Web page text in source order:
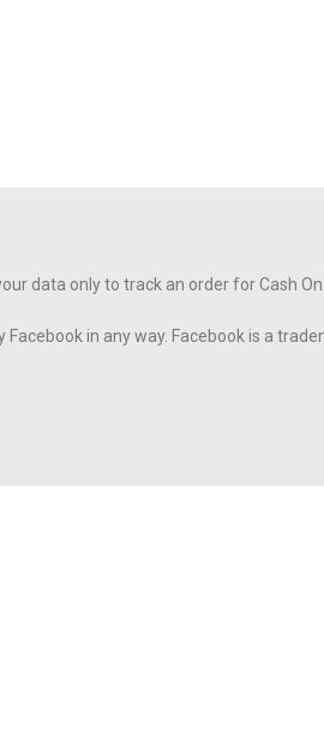
data only to track an order for Cash
in any way. Facebook is a